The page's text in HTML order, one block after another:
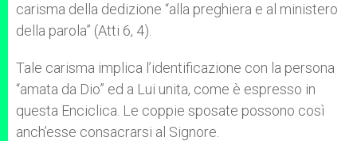
carisma della dedizione “alla preghiera e al ministero
della parola” (Atti 6, 4).
Tale carisma implica l’identificazione con la persona
“amata da Dio” ed a Lui unita, come è espresso in
questa Enciclica. Le coppie sposate possono così
anch’esse consacrarsi al Signore.